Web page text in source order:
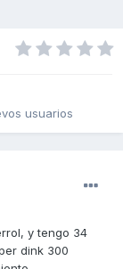
usuarios
y tengo 34
dink 300